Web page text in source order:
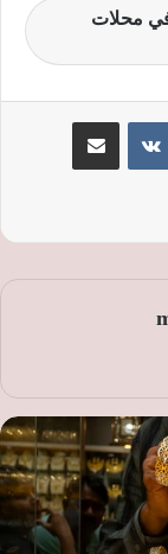
في محلات